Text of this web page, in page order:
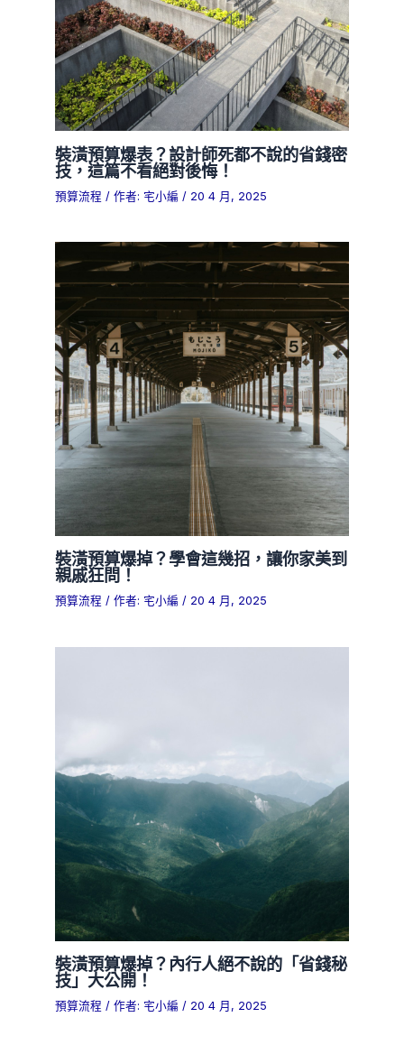
裝潢預算爆表？設計師死都不說的省錢密
技，這篇不看絕對後悔！
預算流程 / 作者: 宅小編 / 20 4 月, 2025
裝潢預算爆掉？學會這幾招，讓你家美到
親戚狂問！
預算流程 / 作者: 宅小編/ 20 4 月, 2025
裝潢預算爆掉？內行人絕不說的「省錢秘
技」大公開！
預算流程 / 作者: 宅小編/ 20 4 月, 2025